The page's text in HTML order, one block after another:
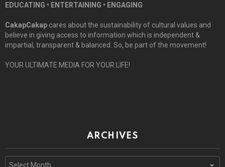
EDUCATING • ENTERTAINING • ENGAGING
CakapCakap cares about the sustainability of cultural values and
believe in giving access to information which is independent &
impartial, transparent & balanced. So, be part of the movement!
YOUR ULTIMATE MEDIA FOR YOUR LIFE!
ARCHIVES
Archives